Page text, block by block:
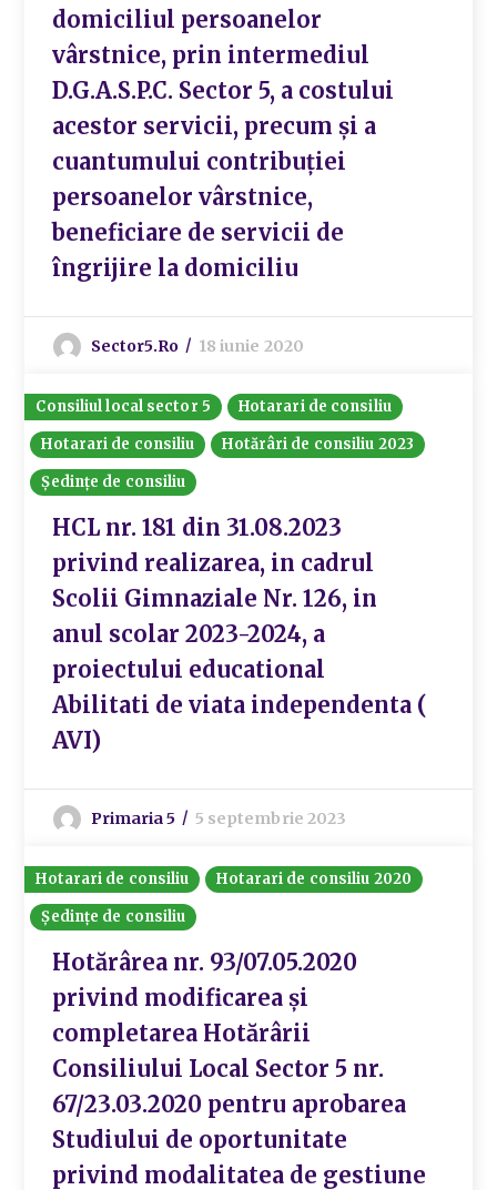
domiciliul persoanelor
vârstnice, prin intermediul
D.G.A.S.P.C. Sector 5, a costului
acestor servicii, precum și a
cuantumului contribuției
persoanelor vârstnice,
beneficiare de servicii de
îngrijire la domiciliu
Sector5.ro 18 iunie 2020
Consiliul local sector 5
Hotarari de consiliu
Hotarari de consiliu
Hotărâri de consiliu 2023
Ședințe de consiliu
HCL nr. 181 din 31.08.2023
privind realizarea, in cadrul
Scolii Gimnaziale Nr. 126, in
anul scolar 2023-2024, a
proiectului educational
Abilitati de viata independenta (
AVI)
Primaria 5 5 septembrie 2023
Hotarari de consiliu
Hotarari de consiliu 2020
Ședințe de consiliu
Hotărârea nr. 93/07.05.2020
privind modificarea și
completarea Hotărârii
Consiliului Local Sector 5 nr.
67/23.03.2020 pentru aprobarea
Studiului de oportunitate
privind modalitatea de gestiune